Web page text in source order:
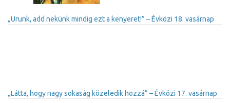
„Urunk, add nekünk mindig ezt a kenyeret!” – Évközi 18. vasárnap
„Látta, hogy nagy sokaság közeledik hozzá” – Évközi 17. vasárnap